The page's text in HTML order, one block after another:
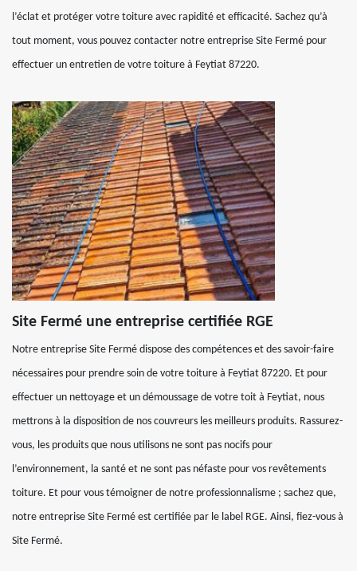
l’éclat et protéger votre toiture avec rapidité et efficacité. Sachez qu’à
tout moment, vous pouvez contacter notre entreprise Site Fermé pour
effectuer un entretien de votre toiture à Feytiat 87220.
Site Fermé une entreprise certifiée RGE
Notre entreprise Site Fermé dispose des compétences et des savoir-faire
nécessaires pour prendre soin de votre toiture à Feytiat 87220. Et pour
effectuer un nettoyage et un démoussage de votre toit à Feytiat, nous
mettrons à la disposition de nos couvreurs les meilleurs produits. Rassurez-
vous, les produits que nous utilisons ne sont pas nocifs pour
l’environnement, la santé et ne sont pas néfaste pour vos revêtements
toiture. Et pour vous témoigner de notre professionnalisme ; sachez que,
notre entreprise Site Fermé est certifiée par le label RGE. Ainsi, fiez-vous à
Site Fermé.